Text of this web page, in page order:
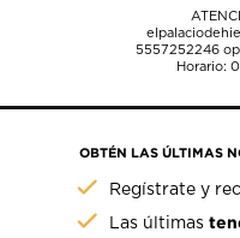
5557252246
Horario:
OBTÉN LAS ÚLTIMAS
Regístrate y
Las últimas